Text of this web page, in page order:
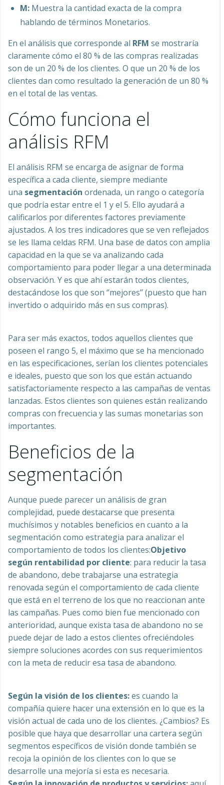
M: Muestra la cantidad exacta de la compra
hablando de términos Monetarios.
En el análisis que corresponde al RFM se mostraría
claramente cómo el 80 % de las compras realizadas
son de un 20 % de los clientes. O que un 20 % de los
clientes dan como resultado la generación de un 80 %
en el total de las ventas.
Cómo funciona el
análisis RFM
El análisis RFM se encarga de asignar de forma
específica a cada cliente, siempre mediante
una segmentación ordenada, un rango o categoría
que podría estar entre el 1 y el 5. Ello ayudará a
calificarlos por diferentes factores previamente
ajustados. A los tres indicadores que se ven reflejados
se les llama celdas RFM. Una base de datos con amplia
capacidad en la que se va analizando cada
comportamiento para poder llegar a una determinada
observación. Y es que ahí estarán todos clientes,
destacándose los que son ‘’mejores’’ (puesto que han
invertido o adquirido más en sus compras).
Para ser más exactos, todos aquellos clientes que
poseen el rango 5, el máximo que se ha mencionado
en las especificaciones, serían los clientes potenciales
e ideales, puesto que son los que están actuando
satisfactoriamente respecto a las campañas de ventas
lanzadas. Estos clientes son quienes están realizando
compras con frecuencia y las sumas monetarias son
importantes.
Beneficios de la
segmentación
Aunque puede parecer un análisis de gran
complejidad, puede destacarse que presenta
muchísimos y notables beneficios en cuanto a la
segmentación como estrategia para analizar el
comportamiento de todos los clientes:Objetivo
según rentabilidad por cliente: para reducir la tasa
de abandono, debe trabajarse una estrategia
renovada según el comportamiento de cada cliente
que está en el terreno de los que no reaccionan ante
las campañas. Pues como bien fue mencionado con
anterioridad, aunque exista tasa de abandono no se
puede dejar de lado a estos clientes ofreciéndoles
siempre soluciones acordes con sus requerimientos
con la meta de reducir esa tasa de abandono.
Según la visión de los clientes:es cuando la
compañía quiere hacer una extensión en lo que es la
visión actual de cada uno de los clientes. ¿Cambios? Es
posible que haya que desarrollar una cartera según
segmentos específicos de visión donde también se
recoja la opinión de los clientes con lo que se
desarrolle una mejoría si esta es necesaria.